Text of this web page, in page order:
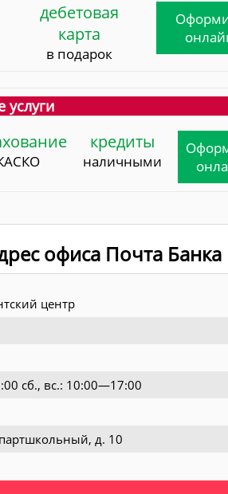
дебетовая
карта
в подарок
услуги
кредиты
наличными
офиса Почта Банка
центр
сб., вс.: 10:00—17:00
д. 10